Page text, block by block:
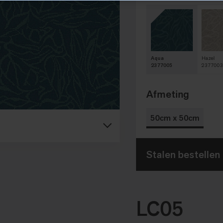
Aqua
2377005
Hazel
2377003
Afmeting
50cm x 50cm
Stalen bestellen
LC05